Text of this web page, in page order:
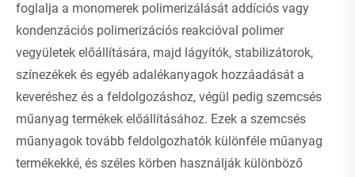
foglalja a monomerek polimerizálását addíciós vagy
kondenzációs polimerizációs reakcióval polimer
vegyületek előállítására, majd lágyítók, stabilizátorok,
színezékek és egyéb adalékanyagok hozzáadását a
keveréshez és a feldolgozáshoz, végül pedig szemcsés
műanyag termékek előállításához. Ezek a szemcsés
műanyagok tovább feldolgozhatók különféle műanyag
termékekké, és széles körben használják különböző